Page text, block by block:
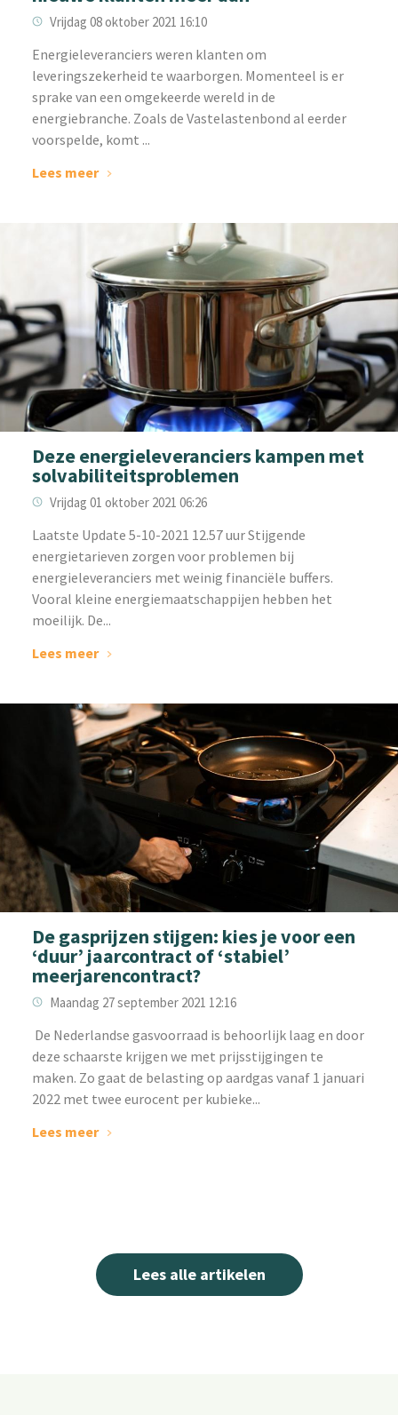
Vrijdag 08 oktober 2021 16:10
‌Energieleveranciers weren klanten om
leveringszekerheid te waarborgen. Momenteel is er
sprake van een omgekeerde wereld in de
energiebranche. Zoals de Vastelastenbond al eerder
voorspelde, komt ...
Lees meer
Deze energieleveranciers kampen met
solvabiliteitsproblemen
Vrijdag 01 oktober 2021 06:26
Laatste Update 5-10-2021 12.57 uur Stijgende
energietarieven zorgen voor problemen bij
energieleveranciers met weinig financiële buffers.
Vooral kleine energiemaatschappijen hebben het
moeilijk. De...
Lees meer
De gasprijzen stijgen: kies je voor een
‘duur’ jaarcontract of ‘stabiel’
meerjarencontract?
Maandag 27 september 2021 12:16
‌ De Nederlandse gasvoorraad is behoorlijk laag en door
deze schaarste krijgen we met prijsstijgingen te
maken. Zo gaat de belasting op aardgas vanaf 1 januari
2022 met twee eurocent per kubieke...
Lees meer
Lees alle artikelen